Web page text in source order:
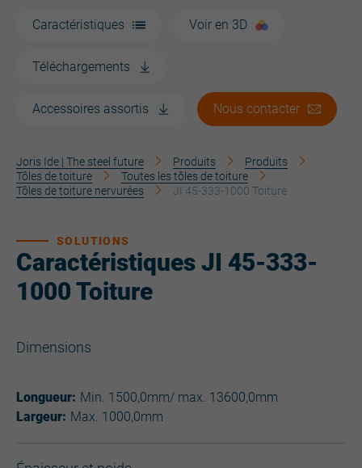
Caractéristiques Voir en 3D
Téléchargements
Accessoires assortis Nous contacter
Joris Ide | The steel future Produits
Produits
Tôles de toiture
Toutes les tôles de toiture
Tôles de toiture nervurées
JI 45-333-1000 Toiture
Caractéristiques JI 45-333-
1000 Toiture
SOLUTIONS
Dimensions
Longueur: Min. 1500,0mm/ max. 13600,0mm
Largeur: Max. 1000,0mm